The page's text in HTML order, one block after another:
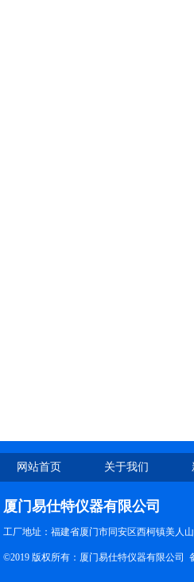
网站首页 关于我们
厦门易仕特仪器有限公司
工厂地址：福建省厦门市同安区西柯镇美人
©2019 版权所有：厦门易仕特仪器有限公司